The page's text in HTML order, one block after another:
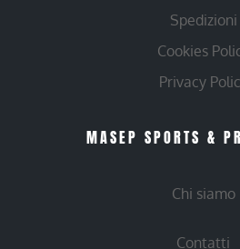
Spedizioni
Cookies
Privacy
MASEP SPORTS &
Chi siamo
Contatti